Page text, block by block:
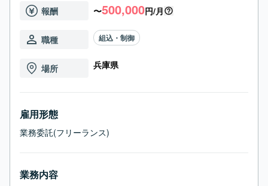
報酬 〜500,000円/月
職種 組込・制御
場所 兵庫県
雇用形態
業務委託(フリーランス)
業務内容